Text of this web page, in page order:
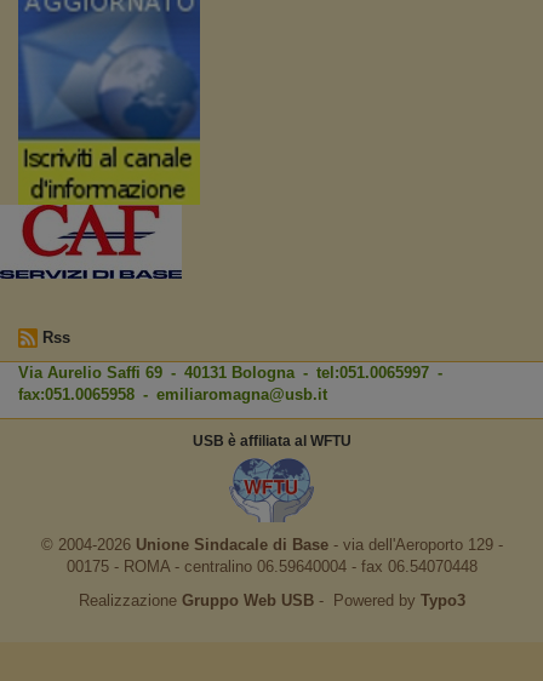
Rss
Via Aurelio Saffi 69 - 40131 Bologna - tel:051.0065997 -
fax:051.0065958 - emiliaromagna@usb.it
USB è affiliata al WFTU
© 2004-2026 Unione Sindacale di Base‐ via dell'Aeroporto 129 -
00175 - ROMA - centralino 06.59640004 - fax 06.54070448
Realizzazione Gruppo Web USB‐ Powered by Typo3